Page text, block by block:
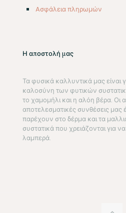
Aσφάλεια πληρωμών
Η αποστολή μας
Τα φυσικά καλλυντικά μας είναι
καλοσύνη των φυτικών
το χαμομήλι και η αλόη βέρα. Οι
αποτελεσματικές συνθέσεις μας
παρέχουν στο δέρμα και τα
συστατικά που χρειάζονται για
λαμπερά.